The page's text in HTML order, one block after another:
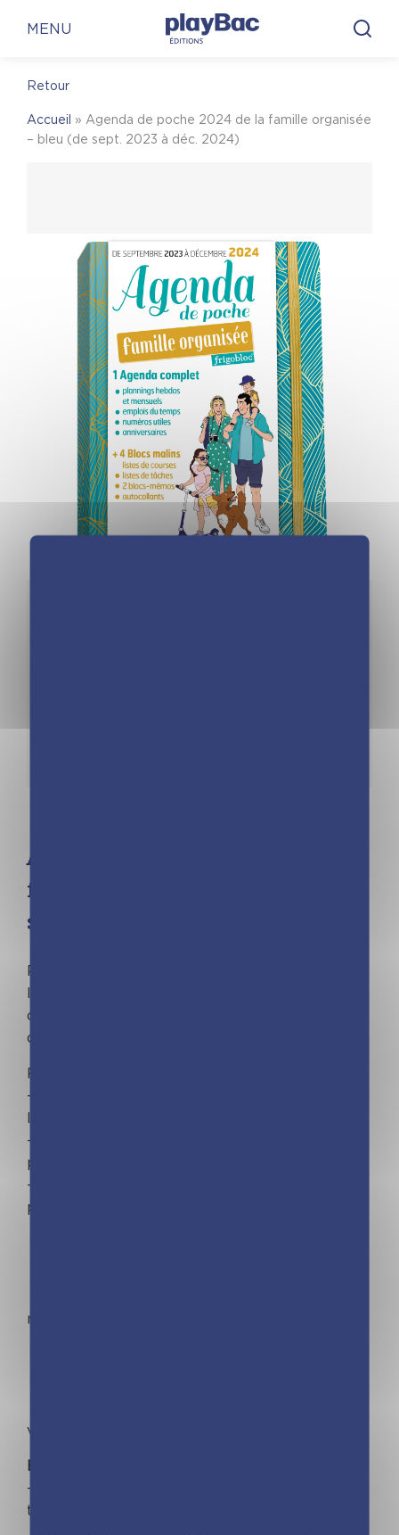
MENU
Retour
Accueil » Agenda de poche 2024 de la famille organisée
– bleu (de sept. 2023 à déc. 2024)
Agenda de poche 2024 de la
famille organisée – bleu (de
sept. 2023 à déc. 2024)
Pour une vie de famille organisée, craquez pour
l'agenda de poche : un format compact et
original avec un agenda détachable à glisser
dans son sac.
Retrouvez :
– 16 plannings mensuels pour s'organiser à
l'avance
– 1 agenda hebdomadaire pour tout noter et ne
plus rien oublier
– Des pages pratiques pour tout garder à
portée de main :
médécins, copains des enfants…)
vaccins et examens de l'année)
En bonus :
– 4 blocs malins : listes de courses, listes de
tâches, 2 blocs-mémos autocollants.
En librairie En ligne
En librairie
Pour trouver une librairie où acheter
Panneau de gestion des cookies